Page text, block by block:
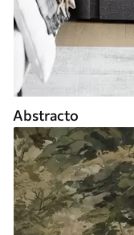
Abstracto